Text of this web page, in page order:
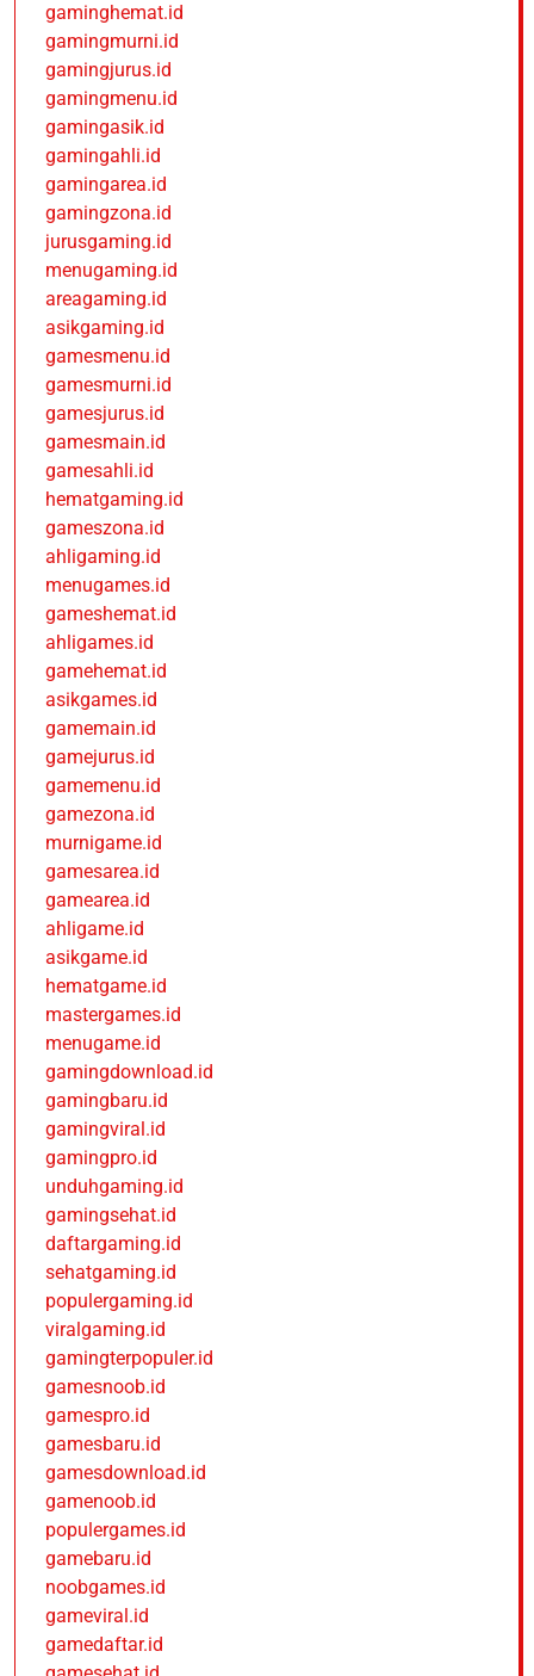
gaminghemat.id
gamingmurni.id
gamingjurus.id
gamingmenu.id
gamingasik.id
gamingahli.id
gamingarea.id
gamingzona.id
jurusgaming.id
menugaming.id
areagaming.id
asikgaming.id
gamesmenu.id
gamesmurni.id
gamesjurus.id
gamesmain.id
gamesahli.id
hematgaming.id
gameszona.id
ahligaming.id
menugames.id
gameshemat.id
ahligames.id
gamehemat.id
asikgames.id
gamemain.id
gamejurus.id
gamemenu.id
gamezona.id
murnigame.id
gamesarea.id
gamearea.id
ahligame.id
asikgame.id
hematgame.id
mastergames.id
menugame.id
gamingdownload.id
gamingbaru.id
gamingviral.id
gamingpro.id
unduhgaming.id
gamingsehat.id
daftargaming.id
sehatgaming.id
populergaming.id
viralgaming.id
gamingterpopuler.id
gamesnoob.id
gamespro.id
gamesbaru.id
gamesdownload.id
gamenoob.id
populergames.id
gamebaru.id
noobgames.id
gameviral.id
gamedaftar.id